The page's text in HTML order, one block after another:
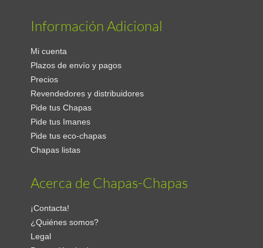
Información Adicional
Mi cuenta
Plazos de envío y pagos
Precios
Revendedores y distribuidores
Pide tus Chapas
Pide tus Imanes
Pide tus eco-chapas
Chapas listas
Acerca de Chapas-Chapas
¡Contacta!
¿Quiénes somos?
Legal